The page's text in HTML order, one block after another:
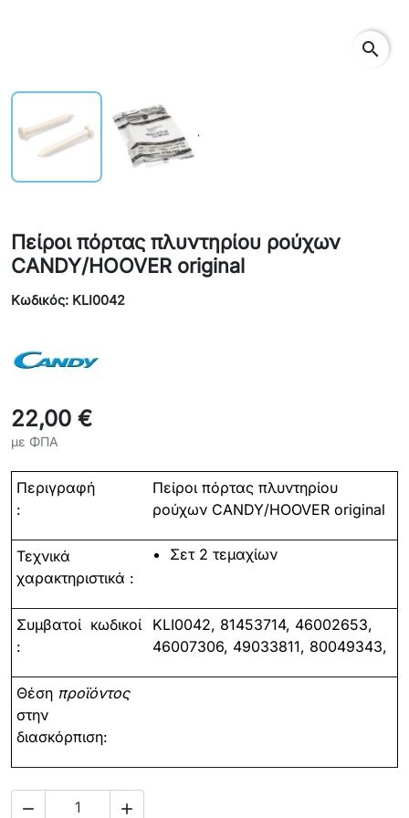
search
Πείροι πόρτας πλυντηρίου ρούχων
CANDY/HOOVER original
Κωδικός: KLI0042
22,00 €
με ΦΠΑ
Περιγραφή
:
Πείροι πόρτας πλυντηρίου
ρούχων CANDY/HOOVER original
Τεχνικά
χαρακτηριστικά :
Σετ 2 τεμαχίων
Συμβατοί κωδικοί
:
KLI0042, 81453714, 46002653,
46007306, 49033811, 80049343,
Θέση προϊόντος
στην
διασκόρπιση:
 